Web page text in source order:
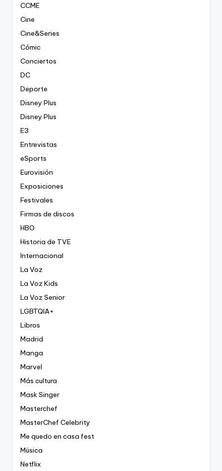
CCME
Cine
Cine&Series
Cómic
Conciertos
DC
Deporte
Disney Plus
Disney Plus
E3
Entrevistas
eSports
Eurovisión
Exposiciones
Festivales
Firmas de discos
HBO
Historia de TVE
Internacional
La Voz
La Voz Kids
La Voz Senior
LGBTQIA+
Libros
Madrid
Manga
Marvel
Más cultura
Mask Singer
Masterchef
MasterChef Celebrity
Me quedo en casa fest
Música
Netflix